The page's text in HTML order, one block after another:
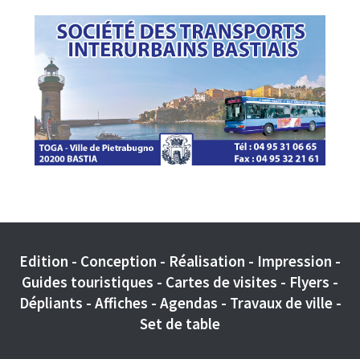
Edition - Conception - Réalisation - Impression -
Guides touristiques - Cartes de visites - Flyers -
Dépliants - Affiches - Agendas - Travaux de ville -
Set de table